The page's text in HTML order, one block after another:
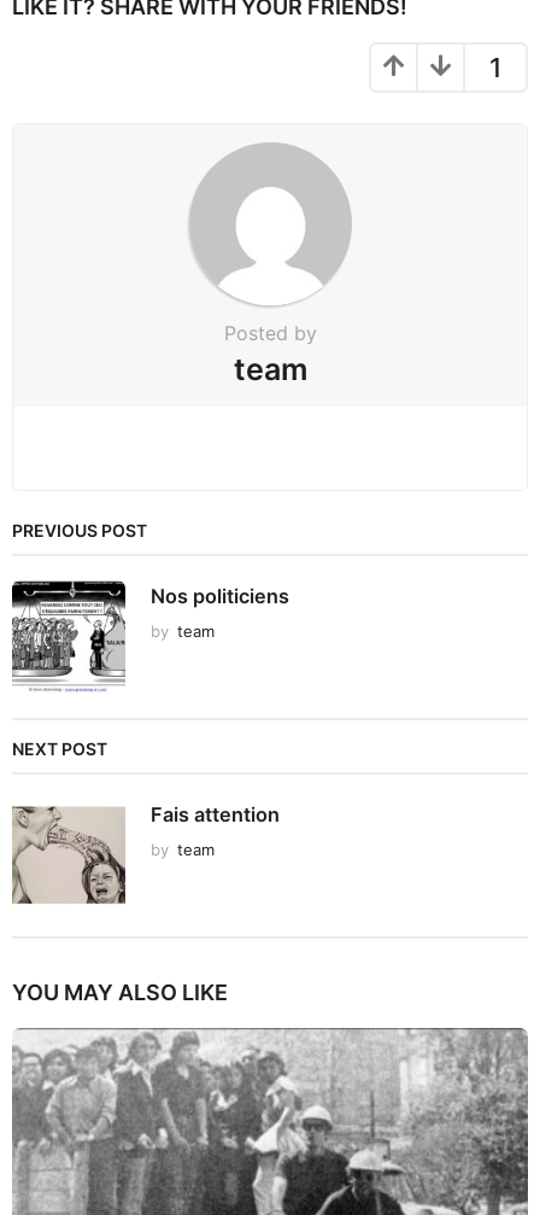
LIKE IT? SHARE WITH YOUR FRIENDS!
1
Posted by
team
PREVIOUS POST
Nos politiciens
by team
NEXT POST
Fais attention
by team
YOU MAY ALSO LIKE